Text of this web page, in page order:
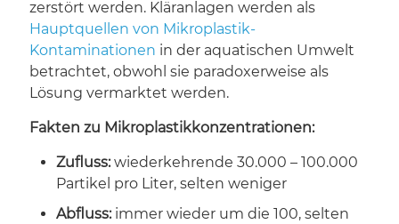
zerstört werden. Kläranlagen werden als
Hauptquellen von Mikroplastik-
Kontaminationen in der aquatischen Umwelt
betrachtet, obwohl sie paradoxerweise als
Lösung vermarktet werden.
Fakten zu Mikroplastikkonzentrationen:
Zufluss:wiederkehrende 30.000 – 100.000
Partikel pro Liter, selten weniger
Abfluss:immer wieder um die 100, selten